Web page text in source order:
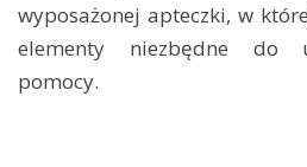
wyposażonej apteczki, w
elementy niezbędne do
pomocy.